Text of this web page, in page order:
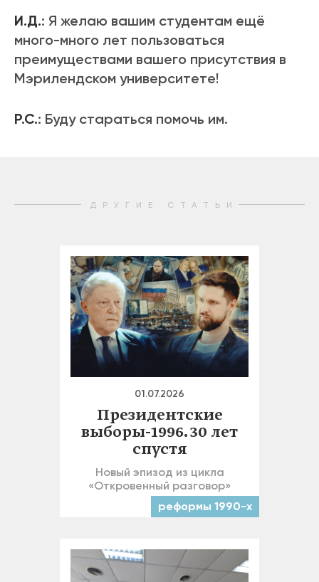
И.Д.: Я желаю вашим студентам ещё
много-много лет пользоваться
преимуществами вашего присутствия в
Мэрилендском университете!
Р.С.: Буду стараться помочь им.
ДРУГИЕ СТАТЬИ
01.07.2026
Президентские
выборы-1996. 30 лет
спустя
Новый эпизод из цикла
«Откровенный разговор»
реформы 1990-х